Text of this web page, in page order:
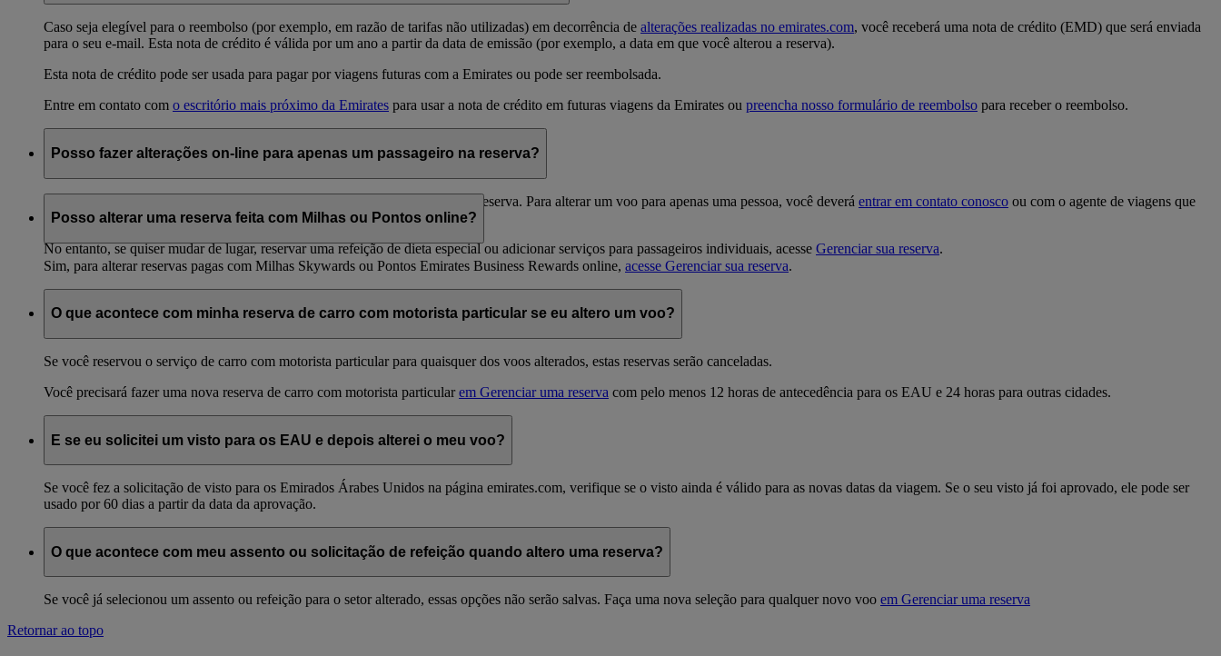
Caso seja elegível para o reembolso (por exemplo, em razão de tarifas não utilizadas) em decorrência de alterações realizadas no emirates.com, você receberá uma nota de crédito (EMD) que será enviada
para o seu e-mail. Esta nota de crédito é válida por um ano a partir da data de emissão (por exemplo, a data em que você alterou a reserva).
Esta nota de crédito pode ser usada para pagar por viagens futuras com a Emirates ou pode ser reembolsada.
Entre em contato com o escritório mais próximo da Emirates para usar a nota de crédito em futuras viagens da Emirates ou preencha nosso formulário de reembolso para receber o reembolso.
Posso fazer alterações on-line para apenas um passageiro na reserva?
Não. Todas as alterações feitas on-line aplicam-se a todos os passageiros da reserva. Para alterar um voo para apenas uma pessoa, você deverá entrar em contato conosco ou com o agente de viagens que
fez sua reserva.
No entanto, se quiser mudar de lugar, reservar uma refeição de dieta especial ou adicionar serviços para passageiros individuais, acesse Gerenciar sua reserva.
Posso alterar uma reserva feita com Milhas ou Pontos online?
Sim, para alterar reservas pagas com Milhas Skywards ou Pontos Emirates Business Rewards online, acesse Gerenciar sua reserva.
O que acontece com minha reserva de carro com motorista particular se eu altero um voo?
Se você reservou o serviço de carro com motorista particular para quaisquer dos voos alterados, estas reservas serão canceladas.
Você precisará fazer uma nova reserva de carro com motorista particularem Gerenciar uma reserva com pelo menos 12 horas de antecedência para os EAU e 24 horas para outras cidades.
E se eu solicitei um visto para os EAU e depois alterei o meu voo?
Se você fez a solicitação de visto para os Emirados Árabes Unidos na página emirates.com, verifique se o visto ainda é válido para as novas datas da viagem. Se o seu visto já foi aprovado, ele pode ser
usado por 60 dias a partir da data da aprovação.
O que acontece com meu assento ou solicitação de refeição quando altero uma reserva?
Se você já selecionou um assento ou refeição para o setor alterado, essas opções não serão salvas. Faça uma nova seleção para qualquer novo voo em Gerenciar uma reserva
Retornar ao topo